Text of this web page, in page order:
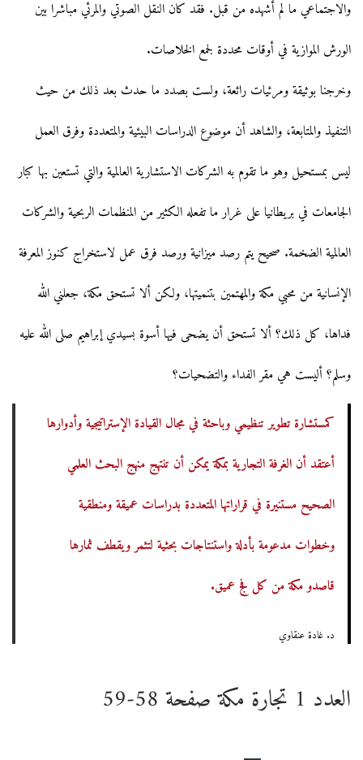
والاجتماعي ما لم أشهده من قبل. فقد كان النقل الصوتي والمرئي مباشرا بين
الورش الموازية في أوقات محددة لجمع الخلاصات.
وخرجنا بوثيقة ومرئيات رائعة، ولست بصدد ما حدث بعد ذلك من حيث
التنفيذ والمتابعة، والشاهد أن موضوع الدراسات البيئية والمتعددة وفرق العمل
ليس بمستحيل وهو ما تقوم به الشركات الاستشارية العالمية والتي تستعين بها كبار
الجامعات في بريطانيا على غرار ما تفعله الكثير من المنظمات الربحية والشركات
العالمية الضخمة. صحيح يتم رصد ميزانية ورصد فرق عمل لاستخراج كنوز المعرفة
الإنسانية من محبي مكة والمهتمين بتنميتها، ولكن ألا تستحق مكة، جعلني الله
فداها، كل ذلك؟ ألا تستحق أن يضحى فيها أسوة بسيدي إبراهيم صلى الله عليه
وسلم؟ أليست هي مقر الفداء والتضحيات؟
كمستشارة تطوير تنظيمي وباحثة في مجال القيادة الإستراتيجية وأدوارها
أعتقد أن الغرفة التجارية بمكة يمكن أن تنتهج منهج البحث العلمي
الصحيح مستنيرة في قراراتها المتعددة بدراسات عميقة ومنطقية
وخطوات مدعومة بأدلة واستنتاجات بحثية لتثمر ويقطف ثمارها
قاصدو مكة من كل فج عميق.
د. غادة عنقاوي
العدد 1 تجارة مكة صفحة 58-59